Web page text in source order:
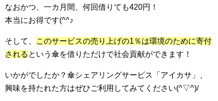
なおかつ、一カ月間、何回借りても420円！
本当にお得です(^^♪
そして、
このサービスの売り上げの1％は環境のために寄付
される という傘を借りただけで社会貢献ができます！
いかがでしたか？傘シェアリングサービス「アイカサ」、
興味を持たれた方はぜひご利用してみてください(^▽^)/